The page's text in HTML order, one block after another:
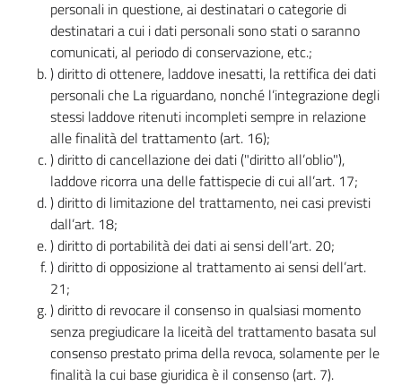
personali in questione, ai destinatari o categorie di
destinatari a cui i dati personali sono stati o saranno
comunicati, al periodo di conservazione, etc.;
) diritto di ottenere, laddove inesatti, la rettifica dei dati
personali che La riguardano, nonché l’integrazione degli
stessi laddove ritenuti incompleti sempre in relazione
alle finalità del trattamento (art. 16);
) diritto di cancellazione dei dati ("diritto all’oblio"),
laddove ricorra una delle fattispecie di cui all’art. 17;
) diritto di limitazione del trattamento, nei casi previsti
dall’art. 18;
) diritto di portabilità dei dati ai sensi dell’art. 20;
) diritto di opposizione al trattamento ai sensi dell’art.
21;
) diritto di revocare il consenso in qualsiasi momento
senza pregiudicare la liceità del trattamento basata sul
consenso prestato prima della revoca, solamente per le
finalità la cui base giuridica è il consenso (art. 7).